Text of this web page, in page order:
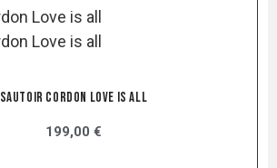
Sautoir Cordon Love Is All
199,00 €